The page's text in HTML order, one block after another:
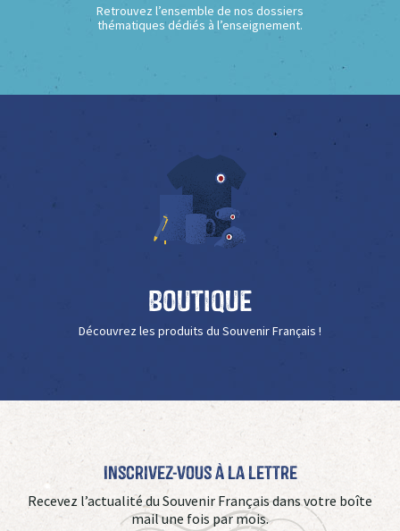
Retrouvez l’ensemble de nos dossiers
thématiques dédiés à l’enseignement.
Boutique
Découvrez les produits du Souvenir Français !
Inscrivez-vous à La Lettre
Recevez l’actualité du Souvenir Français dans votre boîte
mail une fois par mois.